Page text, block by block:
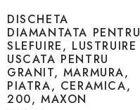
DISCHETA
DIAMANTATA PENTRU
SLEFUIRE, LUSTRUIRE
USCATA PENTRU
GRANIT, MARMURA,
PIATRA, CERAMICA,
200, MAXON